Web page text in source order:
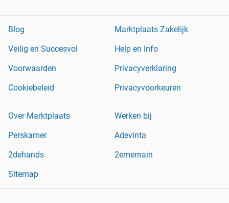
Blog
Marktplaats Zakelijk
Veilig en Succesvol
Help en Info
Voorwaarden
Privacyverklaring
Cookiebeleid
Privacyvoorkeuren
Over Marktplaats
Werken bij
Perskamer
Adevinta
2dehands
2ememain
Sitemap